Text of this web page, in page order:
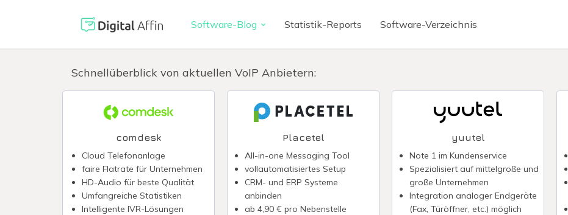
Software-Blog Statistik-Reports Software-Verzeichnis
PRAXISORIENTIERTER
SOFTWARE-BLOG
Digitale Signatur
Virtuelle Kreditkarte
Reisekostenabrechnung digitalisieren
Digitale Firmenkreditkarte
Chatbot erstellen
WhatsApp Newsletter
Fintech-Banken
Präsentieren ohne Powerpoint
Schnellüberblick von aktuellen VoIP Anbietern:
comdesk
Cloud Telefonanlage
faire Flatrate für Unternehmen
HD-Audio für beste Qualität
Umfangreiche Statistiken
Intelligente IVR-Lösungen
Placetel
All-in-one Messaging Tool
vollautomatisiertes Setup
CRM- und ERP Systeme
anbinden
ab 4,90 € pro Nebenstelle
yuutel
Note 1 im Kundenservice
Spezialisiert auf mittelgroße und
große Unternehmen
Integration analoger Endgeräte
(Fax, Türöffner, etc.) möglich